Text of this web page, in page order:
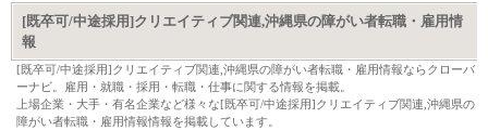
[既卒可/中途採用]クリエイティブ関連,沖縄県の障がい者転職・雇用情
報
[既卒可/中途採用]クリエイティブ関連,沖縄県の障がい者転職・雇用情報ならクローバ
ーナビ。雇用・就職・採用・転職・仕事に関する情報を掲載。
上場企業・大手・有名企業など様々な[既卒可/中途採用]クリエイティブ関連,沖縄県の
障がい者転職・雇用情報情報を掲載しています。